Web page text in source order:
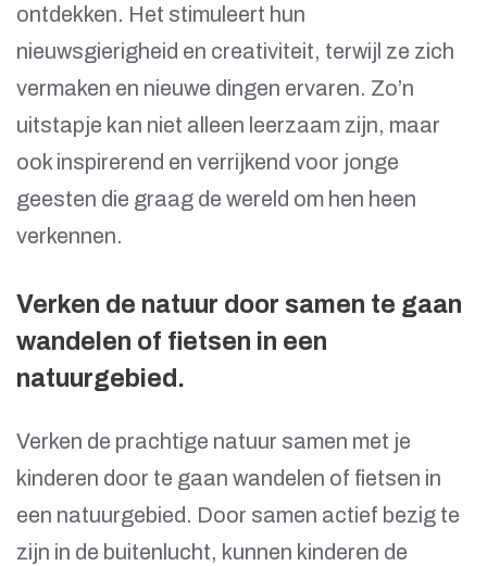
ontdekken. Het stimuleert hun
nieuwsgierigheid en creativiteit, terwijl ze zich
vermaken en nieuwe dingen ervaren. Zo’n
uitstapje kan niet alleen leerzaam zijn, maar
ook inspirerend en verrijkend voor jonge
geesten die graag de wereld om hen heen
verkennen.
Verken de natuur door samen te gaan
wandelen of fietsen in een
natuurgebied.
Verken de prachtige natuur samen met je
kinderen door te gaan wandelen of fietsen in
een natuurgebied. Door samen actief bezig te
zijn in de buitenlucht, kunnen kinderen de